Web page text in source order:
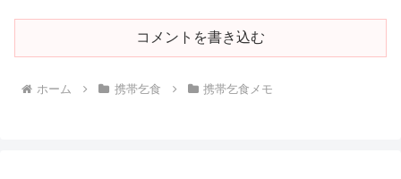
コメントを書き込む
ホーム 携帯乞食 携帯乞食メモ